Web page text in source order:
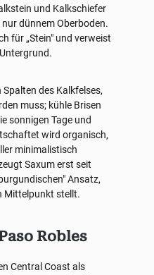
und Kalkschiefer
dünnem Oberboden.
für „Stein" und verweist
Spalten des Kalkfelses,
muss; kühle Brisen
sonnigen Tage und
wird organisch,
minimalistisch
Saxum erst seit
Ansatz,
Mittelpunkt stellt.
Robles
Central Coast als